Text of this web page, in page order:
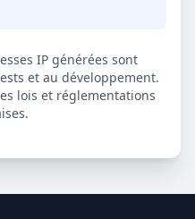
IP générées sont
et au développement.
lois et réglementations